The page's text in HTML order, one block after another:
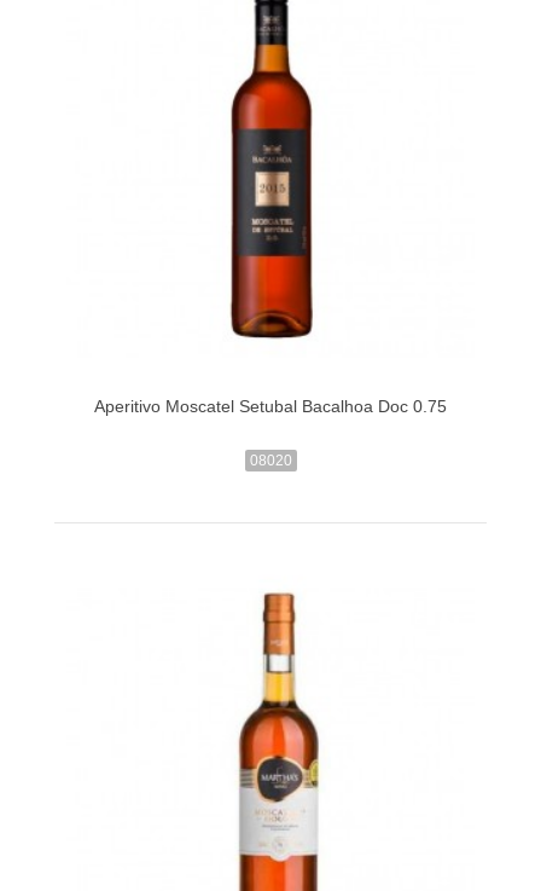
Aperitivo Moscatel Setubal Bacalhoa Doc 0.75
08020